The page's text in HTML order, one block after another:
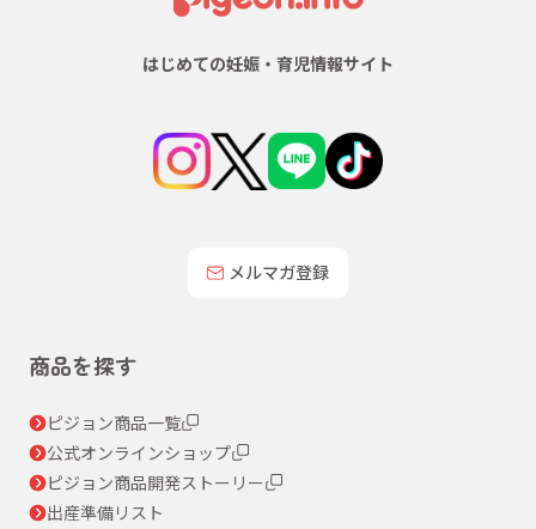
はじめての妊娠・育児情報サイト
メルマガ登録
商品を探す
ピジョン商品一覧
公式オンラインショップ
ピジョン商品開発ストーリー
出産準備リスト